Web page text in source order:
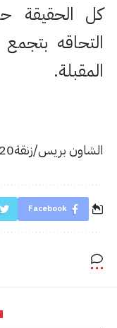
كل الحقيقة
التحاقه
المقبلة.
الشاون بريس/زنقة20
Facebook